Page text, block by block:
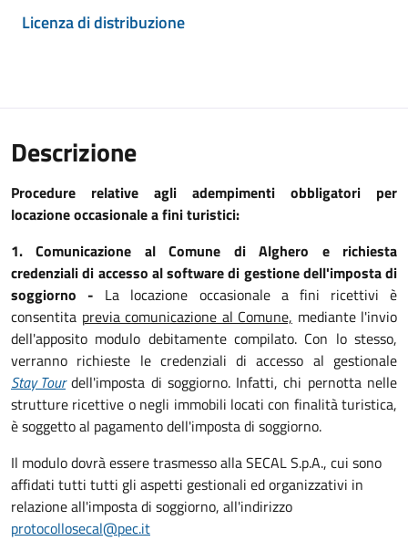
Licenza di distribuzione
Descrizione
Procedure relative agli adempimenti obbligatori per
locazione occasionale a fini turistici:
1. Comunicazione al Comune di Alghero e richiesta
credenziali di accesso al software di gestione dell'imposta di
soggiorno - La locazione occasionale a fini ricettivi è
consentita previa comunicazione al Comune, mediante l'invio
dell'apposito modulo debitamente compilato. Con lo stesso,
verranno richieste le credenziali di accesso al gestionale
Stay Tourdell'imposta di soggiorno. Infatti, chi pernotta nelle
strutture ricettive o negli immobili locati con finalità turistica,
è soggetto al pagamento dell'imposta di soggiorno.
Il modulo dovrà essere trasmesso alla SECAL S.p.A., cui sono
affidati tutti tutti gli aspetti gestionali ed organizzativi in
relazione all'imposta di soggiorno, all'indirizzo
protocollosecal@pec.it